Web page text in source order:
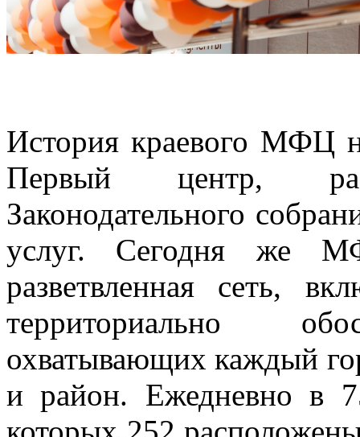
История краевого МФЦ
Первый центр,
Законодательного
услуг. Сегодня же
разветвленная сеть,
территориально
охватывающих каждый
и район. Ежедневно в